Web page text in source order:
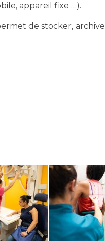
appareil fixe …).
de stocker,